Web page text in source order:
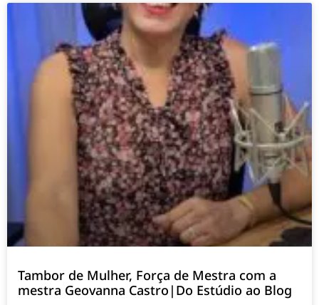
Tambor de Mulher, Força de Mestra com a
mestra Geovanna Castro|Do Estúdio ao Blog